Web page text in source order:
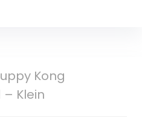
Kong
Klein